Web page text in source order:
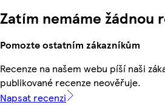
Zatím nemáme žádnou
Pomozte ostatním zákazníkům
Recenze na našem webu píší naši
publikované recenze neověřuje.
Napsat recenzi